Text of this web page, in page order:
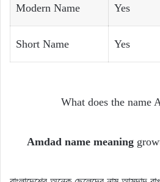
Modern Name Yes
Short Name Yes
What does the name
Amdad name meaning